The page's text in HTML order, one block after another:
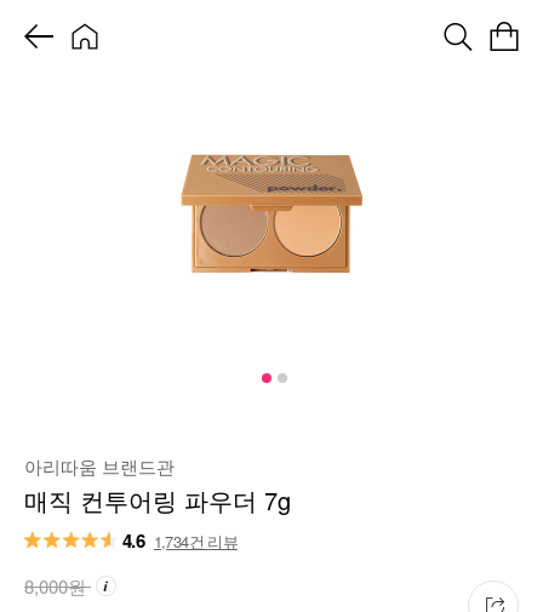
아리따움 브랜드관
매직 컨투어링 파우더 7g
4.6 1,734건 리뷰
8,000원